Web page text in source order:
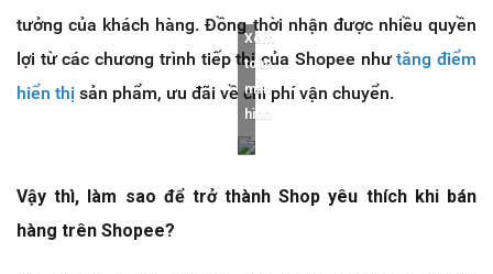
tưởng của khách hàng. Đồng thời nhận được nhiều quyền
lợi từ các chương trình tiếp thị của Shopee nhưtăng điểm
hiển thị sản phẩm, ưu đãi về chi phí vận chuyển.
Xem
toàn
màn
hình
Vậy thì, làm sao để trở thành Shop yêu thích khi bán
hàng trên Shopee?